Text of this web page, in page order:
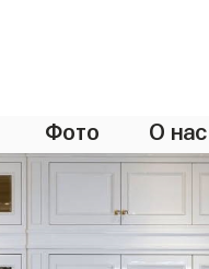
Фото О нас